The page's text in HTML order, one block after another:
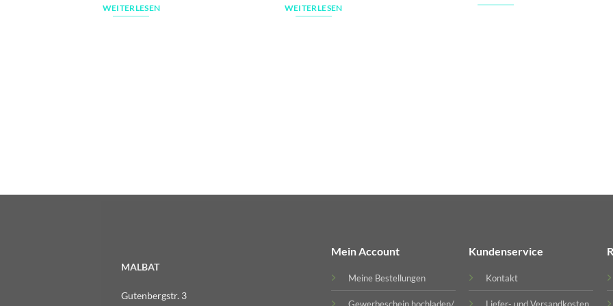
WEITERLESEN WEITERLESEN
MALBAT
Gutenbergstr. 3
Mein Account
Meine Bestellungen
Kundenservice
Kontakt